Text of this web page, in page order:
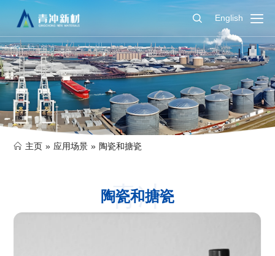
English
主页 » 应用场景 » 陶瓷和搪瓷
青冲
陶瓷和搪瓷